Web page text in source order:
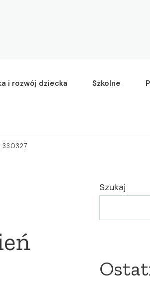
i rozwój dziecka Szkolne
Szukaj